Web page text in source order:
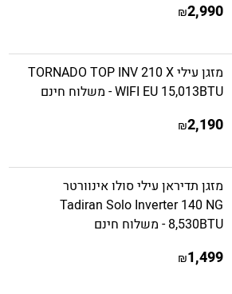
2,990
₪
מזגן עילי TORNADO TOP INV 210 X
WIFI EU 15,013BTU - משלוח חינם
2,190
₪
מזגן תדיראן עילי סולו אינוורטר
Tadiran Solo Inverter 140 NG
8,530BTU - משלוח חינם
1,499
₪